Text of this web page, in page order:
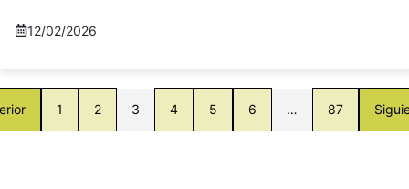
12/02/2026
1 2 3 4 5 6 … 87